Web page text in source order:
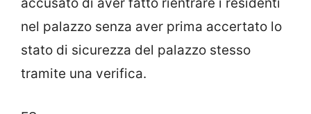
accusato di aver fatto rientrare i residenti
nel palazzo senza aver prima accertato lo
stato di sicurezza del palazzo stesso
tramite una verifica.